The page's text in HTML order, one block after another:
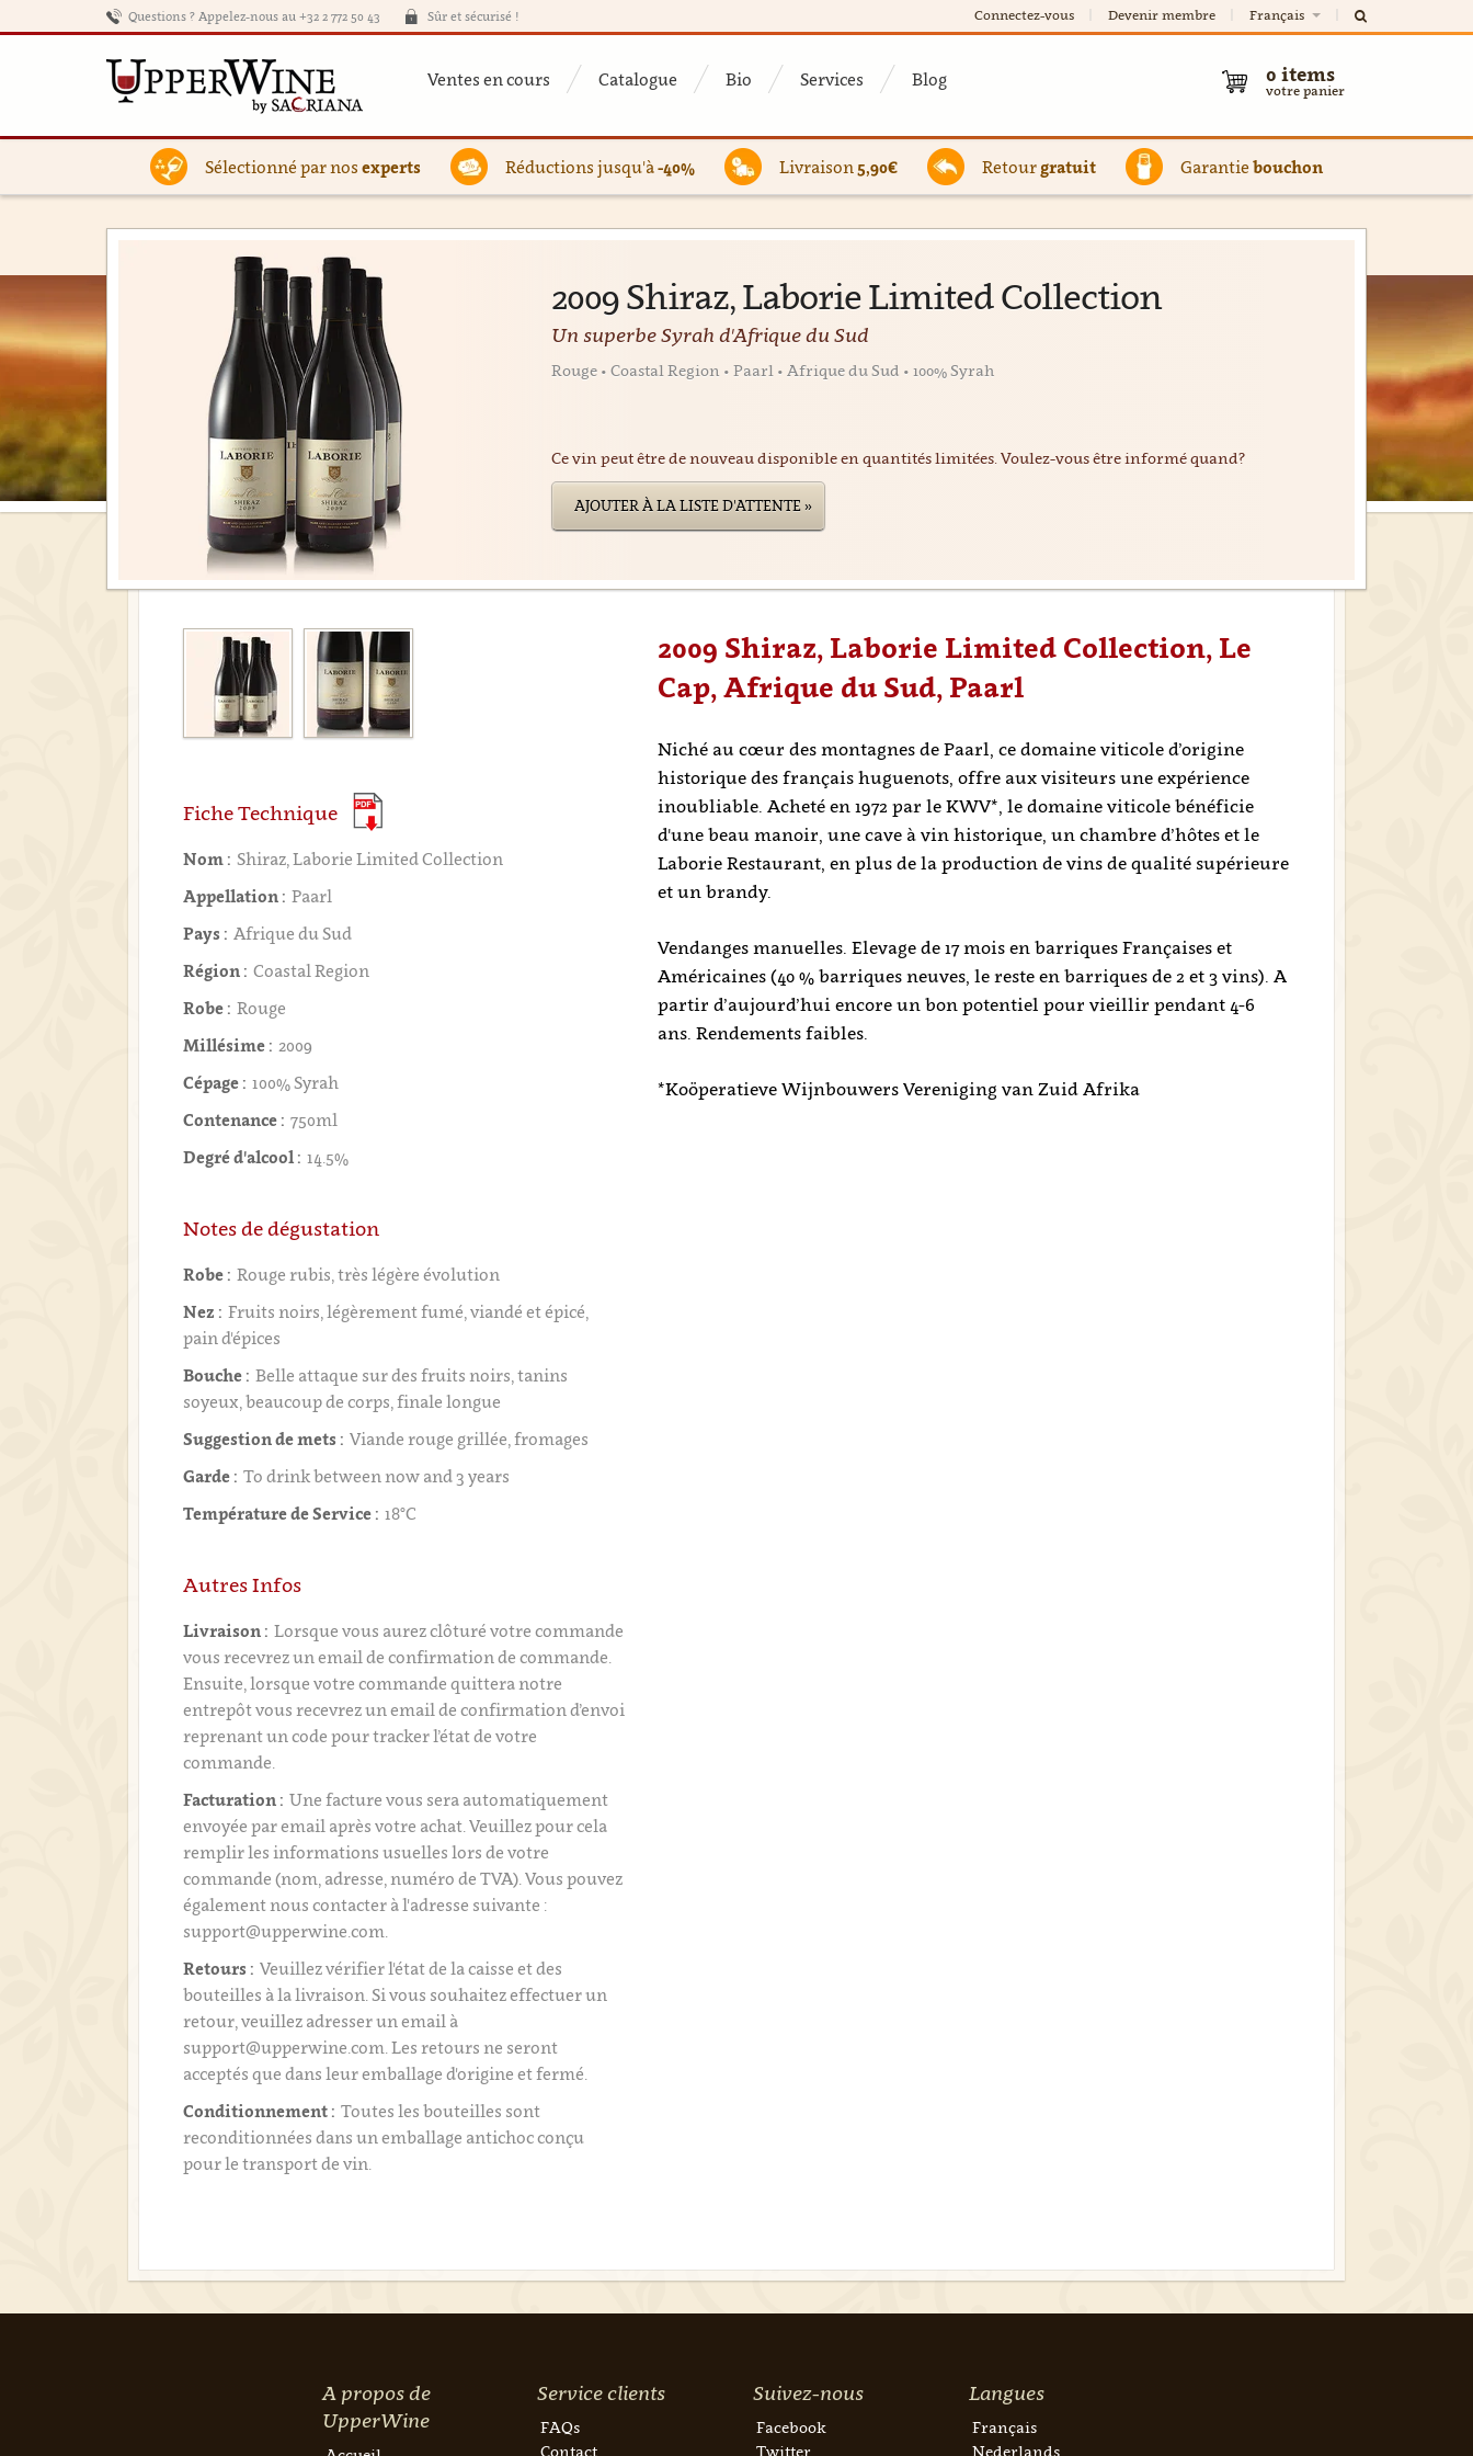
Questions ? Appelez-nous au +32 2 772 50 43 Sûr et sécurisé ! Connectez-vous Devenir membre Français
Ventes en cours Catalogue Bio Services Blog 0 items
votre panier
Sélectionné par nos experts Réductions jusqu'à-40% Livraison 5,90€ Retour gratuit Garantiebouchon
2009 Shiraz, Laborie Limited Collection
Un superbe Syrah d'Afrique du Sud
Rouge • Coastal Region • Paarl • Afrique du Sud • 100% Syrah
Ce vin peut être de nouveau disponible en quantités limitées. Voulez-vous être informé quand?
AJOUTER À LA LISTE D'ATTENTE »
2009 Shiraz, Laborie Limited Collection, Le
Cap, Afrique du Sud, Paarl
Niché au cœur des montagnes de Paarl, ce domaine viticole d’origine
historique des français huguenots, offre aux visiteurs une expérience
inoubliable. Acheté en 1972 par le KWV*, le domaine viticole bénéficie
d'une beau manoir, une cave à vin historique, un chambre d’hôtes et le
Laborie Restaurant, en plus de la production de vins de qualité supérieure
et un brandy.
Vendanges manuelles. Elevage de 17 mois en barriques Françaises et
Américaines (40 % barriques neuves, le reste en barriques de 2 et 3 vins). A
partir d’aujourd’hui encore un bon potentiel pour vieillir pendant 4-6
ans. Rendements faibles.
*Koöperatieve Wijnbouwers Vereniging van Zuid Afrika
Fiche Technique
Nom : Shiraz, Laborie Limited Collection
Appellation : Paarl
Pays : Afrique du Sud
Région : Coastal Region
Robe : Rouge
Millésime : 2009
Cépage : 100% Syrah
Contenance : 750ml
Degré d'alcool : 14.5%
Notes de dégustation
Robe : Rouge rubis, très légère évolution
Nez : Fruits noirs, légèrement fumé, viandé et épicé,
pain d'épices
Bouche : Belle attaque sur des fruits noirs, tanins
soyeux, beaucoup de corps, finale longue
Suggestion de mets : Viande rouge grillée, fromages
Garde : To drink between now and 3 years
Température de Service : 18°C
Autres Infos
Livraison : Lorsque vous aurez clôturé votre commande
vous recevrez un email de confirmation de commande.
Ensuite, lorsque votre commande quittera notre
entrepôt vous recevrez un email de confirmation d’envoi
reprenant un code pour tracker l’état de votre
commande.
Facturation : Une facture vous sera automatiquement
envoyée par email après votre achat. Veuillez pour cela
remplir les informations usuelles lors de votre
commande (nom, adresse, numéro de TVA). Vous pouvez
également nous contacter à l'adresse suivante :
support@upperwine.com.
Retours : Veuillez vérifier l'état de la caisse et des
bouteilles à la livraison. Si vous souhaitez effectuer un
retour, veuillez adresser un email à
support@upperwine.com. Les retours ne seront
acceptés que dans leur emballage d'origine et fermé.
Conditionnement : Toutes les bouteilles sont
reconditionnées dans un emballage antichoc conçu
pour le transport de vin.
A propos de
UpperWine
Service clients
FAQs
Contact
Suivez-nous
Facebook
Twitter
Langues
Français
Nederlands